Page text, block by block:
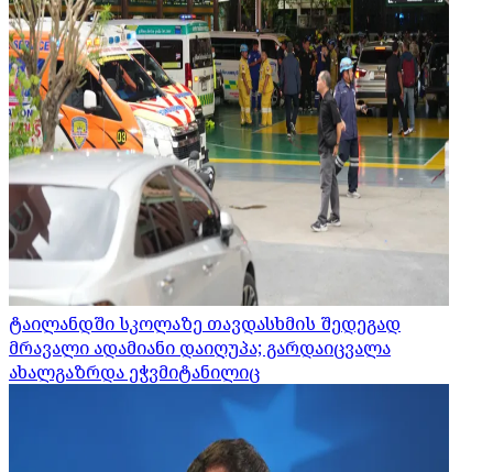
ტაილანდში სკოლაზე თავდასხმის შედეგად
მრავალი ადამიანი დაიღუპა; გარდაიცვალა
ახალგაზრდა ეჭვმიტანილიც